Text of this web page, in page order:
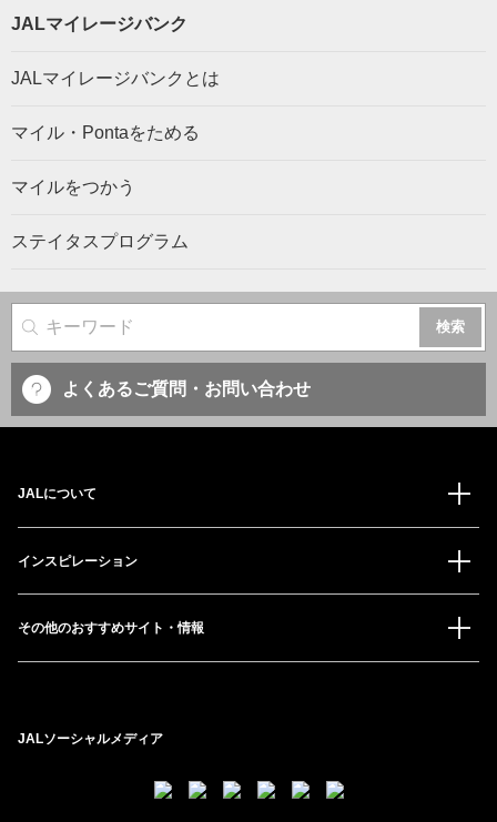
JALマイレージバンク
JALマイレージバンクとは
マイル・Pontaをためる
マイルをつかう
ステイタスプログラム
サイト内検索
よくあるご質問・お問い合わせ
JALについて
インスピレーション
その他のおすすめサイト・情報
JALソーシャルメディア